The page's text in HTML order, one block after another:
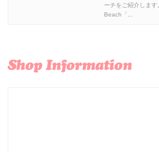
ーチをご紹介しま
Beach「...